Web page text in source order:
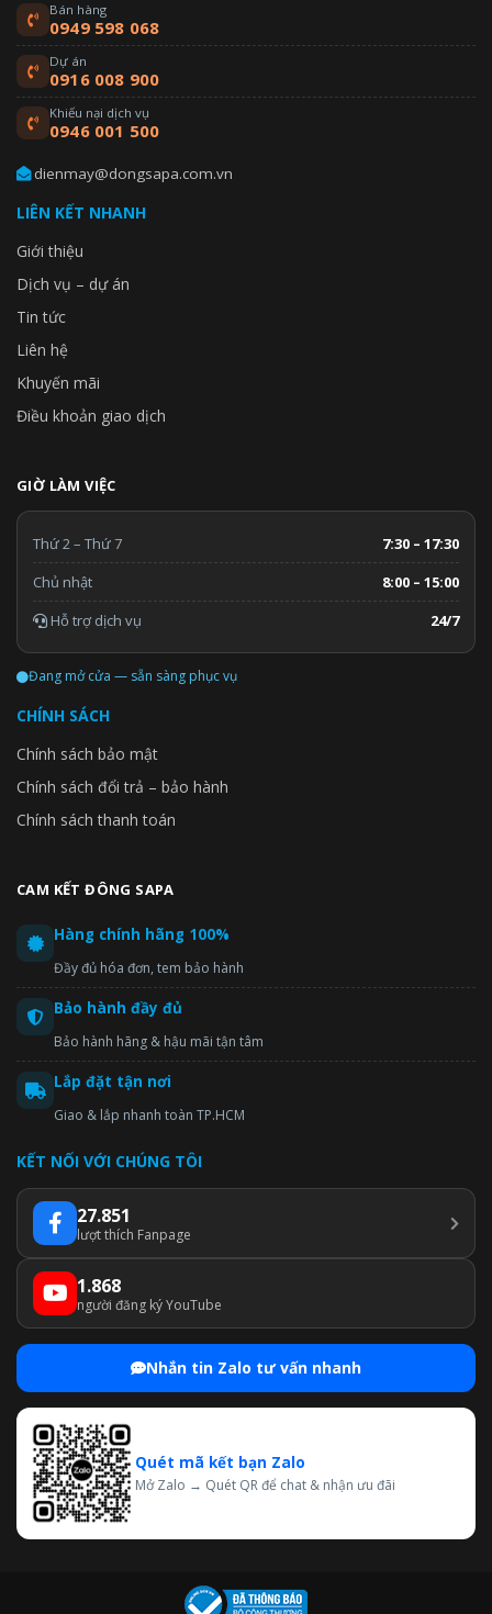
Bán hàng
0949 598 068
Dự án
0916 008 900
Khiếu nại dịch vụ
0946 001 500
dienmay@dongsapa.com.vn
LIÊN KẾT NHANH
Giới thiệu
Dịch vụ – dự án
Tin tức
Liên hệ
Khuyến mãi
Điều khoản giao dịch
GIỜ LÀM VIỆC
Thứ 2 – Thứ 7
7:30 – 17:30
Chủ nhật
8:00 – 15:00
Hỗ trợ dịch vụ
24/7
Đang mở cửa — sẵn sàng phục vụ
CHÍNH SÁCH
Chính sách bảo mật
Chính sách đổi trả – bảo hành
Chính sách thanh toán
CAM KẾT ĐÔNG SAPA
Hàng chính hãng 100%
Đầy đủ hóa đơn, tem bảo hành
Bảo hành đầy đủ
Bảo hành hãng & hậu mãi tận tâm
Lắp đặt tận nơi
Giao & lắp nhanh toàn TP.HCM
KẾT NỐI VỚI CHÚNG TÔI
27.851
lượt thích Fanpage
1.868
người đăng ký YouTube
Nhắn tin Zalo tư vấn nhanh
Quét mã kết bạn Zalo
Mở Zalo → Quét QR để chat & nhận ưu đãi